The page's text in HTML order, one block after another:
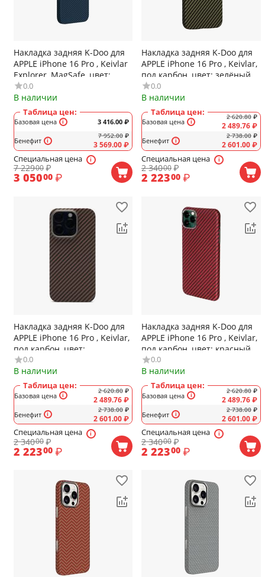
Накладка задняя K-Doo для
APPLE iPhone 16 Pro , Keivlar
Explorer, MagSafe, цвет:
синий
0.0
В наличии
Таблица цен:
Базовая цена
Бенефит
3 416.00 ₽
7 952.00 ₽
3 569.00₽
Специальная цена
7 22900 ₽
3 05000 ₽
Накладка задняя K-Doo для
APPLE iPhone 16 Pro , Keivlar,
под карбон, цвет: зелёный
0.0
В наличии
Таблица цен:
Базовая цена
Бенефит
2 620.80 ₽
2 489.76₽
2 738.00 ₽
2 601.00₽
Специальная цена
2 34000₽
2 22300 ₽
Накладка задняя K-Doo для
APPLE iPhone 16 Pro , Keivlar,
под карбон, цвет:
коричневый
0.0
В наличии
Таблица цен:
Базовая цена
Бенефит
2 620.80 ₽
2 489.76₽
2 738.00 ₽
2 601.00₽
Специальная цена
2 34000 ₽
2 22300 ₽
Накладка задняя K-Doo для
APPLE iPhone 16 Pro , Keivlar,
под карбон, цвет: красный
0.0
В наличии
Таблица цен:
Базовая цена
Бенефит
2 620.80 ₽
2 489.76₽
2 738.00 ₽
2 601.00₽
Специальная цена
2 34000₽
2 22300 ₽